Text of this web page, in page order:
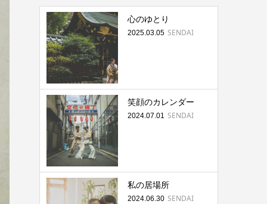
心のゆとり
2025.03.05 SENDAI
笑顔のカレンダー
2024.07.01 SENDAI
私の居場所
2024.06.30 SENDAI